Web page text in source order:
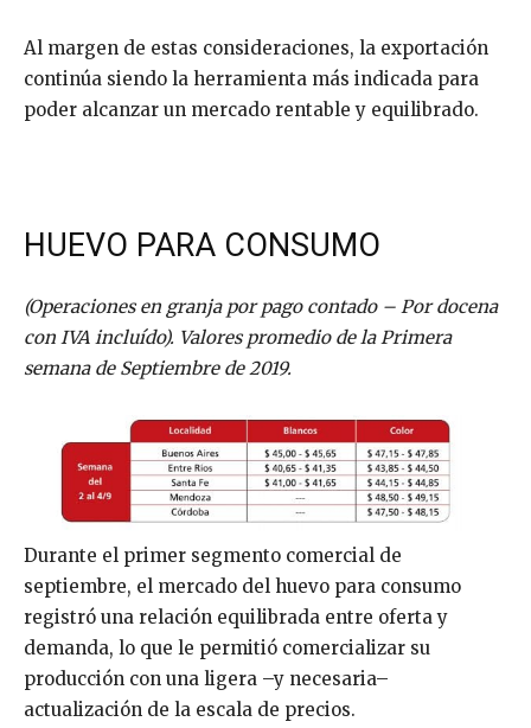
Al margen de estas consideraciones, la exportación
continúa siendo la herramienta más indicada para
poder alcanzar un mercado rentable y equilibrado.
HUEVO PARA CONSUMO
(Operaciones en granja por pago contado – Por docena
con IVA incluído). Valores promedio de la Primera
semana de Septiembre de 2019.
Durante el primer segmento comercial de
septiembre, el mercado del huevo para consumo
registró una relación equilibrada entre oferta y
demanda, lo que le permitió comercializar su
producción con una ligera –y necesaria–
actualización de la escala de precios.